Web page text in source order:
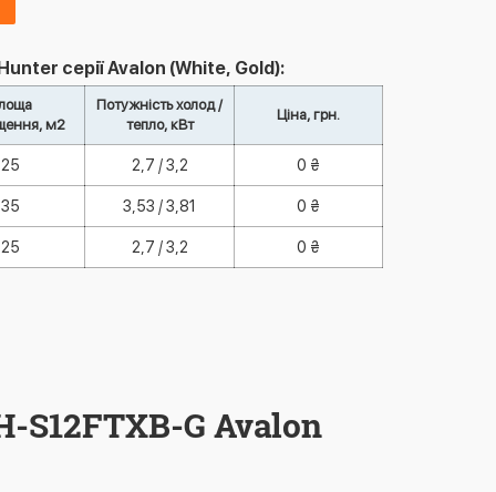
серії Avalon (White, Gold):
м2
Потужність холод /
тепло, кВт
Ціна, грн.
25 2,7 / 3,2 0 ₴
35 3,53 / 3,81 0 ₴
25 2,7 / 3,2 0 ₴
G Avalon